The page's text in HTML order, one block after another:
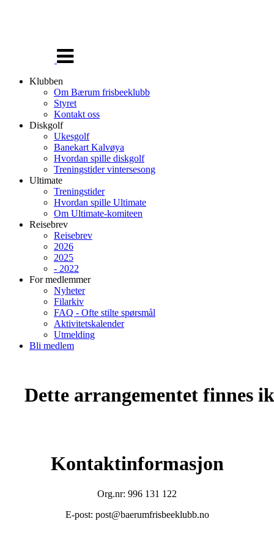
navigasjon
Klubben
Om Bærum frisbeeklubb
Styret
Kontakt oss
Diskgolf
Ukesgolf
Banekart Kalvøya
Hvordan spille diskgolf
Treningstider vintersesong
Ultimate
Treningstider
Hvordan spille Ultimate
Om Ultimate-komiteen
Reisebrev
Reisebrev
2026
2025
- 2022
For medlemmer
Nyheter
Filarkiv
FAQ - Ofte stilte spørsmål
Aktivitetskalender
Utmelding
Bli medlem
Dette arrangementet finnes
Kontaktinformasjon
Org.nr: 996 131 122
E-post: post@baerumfrisbeeklubb.no